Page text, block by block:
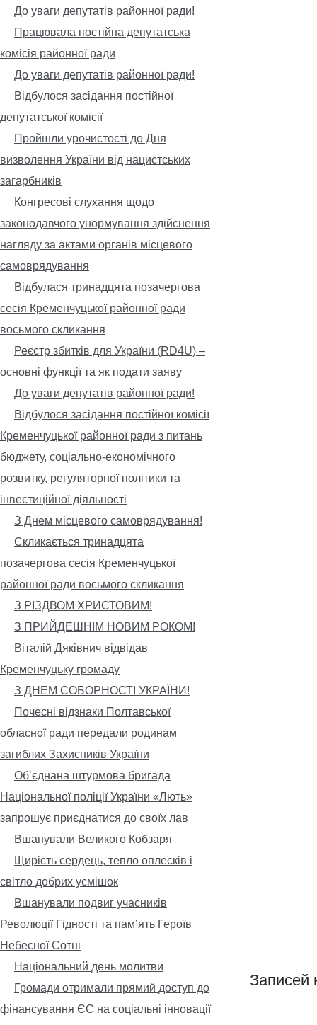
Записей
До уваги депутатів районної ради!
Працювала постійна депутатська
комісія районної ради
До уваги депутатів районної ради!
Відбулося засідання постійної
депутатської комісії
Пройшли урочистості до Дня
визволення України від нацистських
загарбників
Конгресові слухання щодо
законодавчого унормування здійснення
нагляду за актами органів місцевого
самоврядування
Відбулася тринадцята позачергова
сесія Кременчуцької районної ради
восьмого скликання
Реєстр збитків для України (RD4U) –
основні функції та як подати заяву
До уваги депутатів районної ради!
Відбулося засідання постійної комісії
Кременчуцької районної ради з питань
бюджету, соціально-економічного
розвитку, регуляторної політики та
інвестиційної діяльності
З Днем місцевого самоврядування!
Скликається тринадцята
позачергова сесія Кременчуцької
районної ради восьмого скликання
З РІЗДВОМ ХРИСТОВИМ!
З ПРИЙДЕШНІМ НОВИМ РОКОМ!
Віталій Дяківнич відвідав
Кременчуцьку громаду
З ДНЕМ СОБОРНОСТІ УКРАЇНИ!
Почесні відзнаки Полтавської
обласної ради передали родинам
загиблих Захисників України
Обʼєднана штурмова бригада
Національної поліції України «Лють»
запрошує приєднатися до своїх лав
Вшанували Великого Кобзаря
Щирість сердець, тепло оплесків і
світло добрих усмішок
Вшанували подвиг учасників
Революції Гідності та пам’ять Героїв
Небесної Сотні
Національний день молитви
Громади отримали прямий доступ до
фінансування ЄС на соціальні інновації